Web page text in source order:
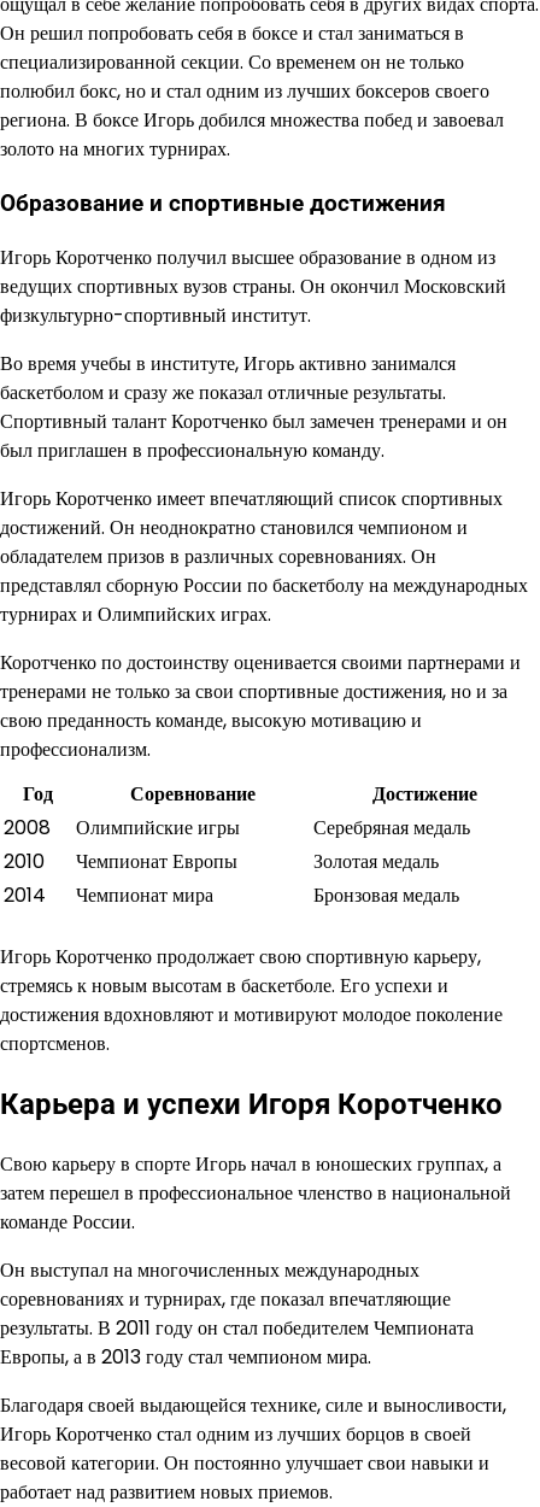
Он решил попробовать себя в боксе и стал заниматься в
специализированной секции. Со временем он не только
полюбил бокс, но и стал одним из лучших боксеров своего
региона. В боксе Игорь добился множества побед и завоевал
золото на многих турнирах.
Образование и спортивные достижения
Игорь Коротченко получил высшее образование в одном из
ведущих спортивных вузов страны. Он окончил Московский
физкультурно-спортивный институт.
Во время учебы в институте, Игорь активно занимался
баскетболом и сразу же показал отличные результаты.
Спортивный талант Коротченко был замечен тренерами и он
был приглашен в профессиональную команду.
Игорь Коротченко имеет впечатляющий список спортивных
достижений. Он неоднократно становился чемпионом и
обладателем призов в различных соревнованиях. Он
представлял сборную России по баскетболу на международных
турнирах и Олимпийских играх.
Коротченко по достоинству оценивается своими партнерами и
тренерами не только за свои спортивные достижения, но и за
свою преданность команде, высокую мотивацию и
профессионализм.
Год
Соревнование
Достижение
2008
Олимпийские игры
Серебряная медаль
2010
Чемпионат Европы
Золотая медаль
2014
Чемпионат мира Бронзовая медаль
Игорь Коротченко продолжает свою спортивную карьеру,
стремясь к новым высотам в баскетболе. Его успехи и
достижения вдохновляют и мотивируют молодое поколение
спортсменов.
Карьера и успехи Игоря Коротченко
Свою карьеру в спорте Игорь начал в юношеских группах, а
затем перешел в профессиональное членство в национальной
команде России.
Он выступал на многочисленных международных
соревнованиях и турнирах, где показал впечатляющие
результаты. В 2011 году он стал победителем Чемпионата
Европы, а в 2013 году стал чемпионом мира.
Благодаря своей выдающейся технике, силе и выносливости,
Игорь Коротченко стал одним из лучших борцов в своей
весовой категории. Он постоянно улучшает свои навыки и
работает над развитием новых приемов.